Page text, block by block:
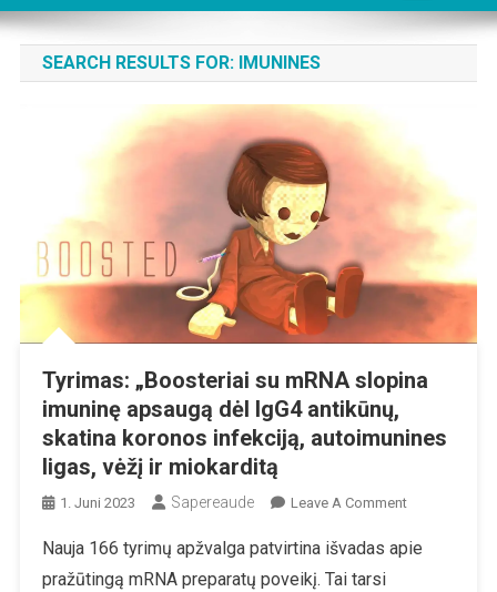
SEARCH RESULTS FOR: IMUNINES
Tyrimas: „Boosteriai su mRNA slopina
imuninę apsaugą dėl IgG4 antikūnų,
skatina koronos infekciją, autoimunines
ligas, vėžį ir miokarditą
1. Juni 2023 Sapereaude Leave A CommentOn
„Boosteriai
Nauja 166 tyrimų apžvalga patvirtina išvadas apie
pražūtingą mRNA preparatų poveikį. Tai tarsi